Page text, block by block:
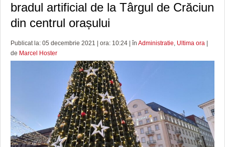
POLITICA DE CONFIDENȚIALITATE
PREFECTURA TIMIŞ
POLI TIMISOARA
FOTBAL JUDETEAN
ALTE SPORTURI
OPINII
DOSARELE DEBANAT
ETICA LUCIDITĂȚII ASISTATE
JURNAL DE CAMPANIE
ZÂMBETE AMARE
TIMP LIBER ȘI CULTURĂ
TIMP LIBER
ULTRAMARIN VA RECOMANDA
CULTURA
AFACERI
SĂNĂTATE
MAI MULTE
bradul artificial de la Târgul de Crăciun
din centrul orașului
Publicat la: 05 decembrie 2021 | ora: 10:24 | în Administratie, Ultima ora
de Marcel Hoster